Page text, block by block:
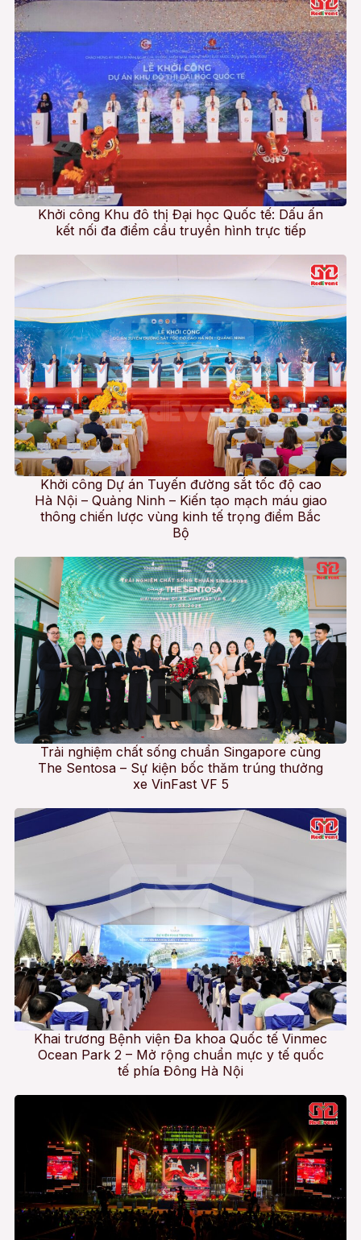
Khởi công Khu đô thị Đại học Quốc tế: Dấu ấn
kết nối đa điểm cầu truyền hình trực tiếp
Khởi công Dự án Tuyến đường sắt tốc độ cao
Hà Nội – Quảng Ninh – Kiến tạo mạch máu giao
thông chiến lược vùng kinh tế trọng điểm Bắc
Bộ
Trải nghiệm chất sống chuẩn Singapore cùng
The Sentosa – Sự kiện bốc thăm trúng thưởng
xe VinFast VF 5
Khai trương Bệnh viện Đa khoa Quốc tế Vinmec
Ocean Park 2 – Mở rộng chuẩn mực y tế quốc
tế phía Đông Hà Nội